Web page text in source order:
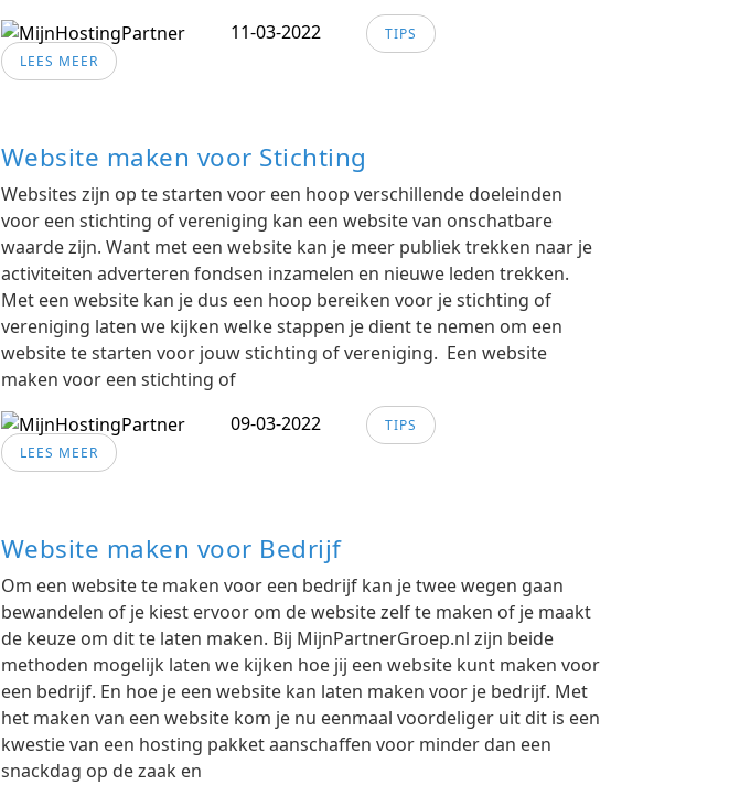
11-03-2022
TIPS
LEES MEER
Website maken voor Stichting
Websites zijn op te starten voor een hoop verschillende doeleinden
voor een stichting of vereniging kan een website van onschatbare
waarde zijn. Want met een website kan je meer publiek trekken naar je
activiteiten adverteren fondsen inzamelen en nieuwe leden trekken.
Met een website kan je dus een hoop bereiken voor je stichting of
vereniging laten we kijken welke stappen je dient te nemen om een
website te starten voor jouw stichting of vereniging. Een website
maken voor een stichting of
09-03-2022
TIPS
LEES MEER
Website maken voor Bedrijf
Om een website te maken voor een bedrijf kan je twee wegen gaan
bewandelen of je kiest ervoor om de website zelf te maken of je maakt
de keuze om dit te laten maken. Bij MijnPartnerGroep.nl zijn beide
methoden mogelijk laten we kijken hoe jij een website kunt maken voor
een bedrijf. En hoe je een website kan laten maken voor je bedrijf. Met
het maken van een website kom je nu eenmaal voordeliger uit dit is een
kwestie van een hosting pakket aanschaffen voor minder dan een
snackdag op de zaak en